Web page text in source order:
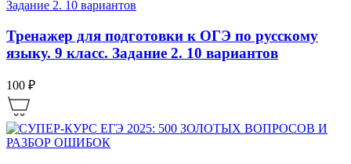
Тренажер для подготовки к ОГЭ по русскому
языку. 9 класс. Задание 2. 10 вариантов
100 ₽